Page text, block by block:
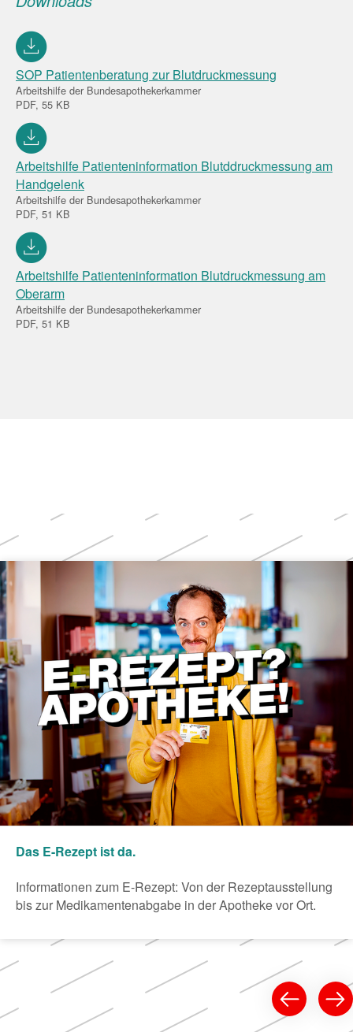
SOP Patientenberatung zur Blutdruckmessung
Arbeitshilfe der Bundesapothekerkammer
PDF, 55 KB
Arbeitshilfe Patienteninformation Blutddruckmessung am
Handgelenk
Arbeitshilfe der Bundesapothekerkammer
PDF, 51 KB
Arbeitshilfe Patienteninformation Blutdruckmessung am
Oberarm
Arbeitshilfe der Bundesapothekerkammer
PDF, 51 KB
Weitere
Themen
Das E-Rezept ist da.
Informationen zum E-Rezept: Von der Rezeptausstellung
bis zur Medikamentenabgabe in der Apotheke vor Ort.